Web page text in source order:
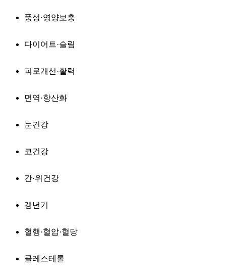
풍성·영양보충
다이어트·슬림
피로개선·활력
면역·항산화
눈건강
코건강
간·위건강
갱년기
혈행·혈압·혈당
콜레스테롤